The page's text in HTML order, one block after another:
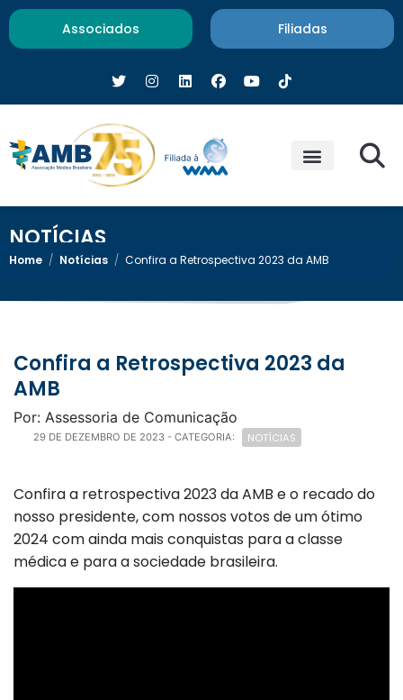
Associados Filiadas
NOTÍCIAS
Home / Notícias / Confira a Retrospectiva 2023 da AMB
Confira a Retrospectiva 2023 da
AMB
Por: Assessoria de Comunicação
29 DE DEZEMBRO DE 2023 - CATEGORIA: NOTÍCIAS
Confira a retrospectiva 2023 da AMB e o recado do
nosso presidente, com nossos votos de um ótimo
2024 com ainda mais conquistas para a classe
médica e para a sociedade brasileira.